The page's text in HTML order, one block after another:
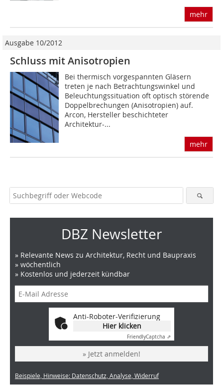
mehr
Ausgabe 10/2012
Schluss mit Anisotropien
Bei thermisch vorgespannten Gläsern
treten je nach Betrachtungswinkel und
Beleuchtungssituation oft optisch störende
Doppelbrechungen (Anisotropien) auf.
Arcon, Hersteller beschichteter
Architektur-...
mehr
DBZ Newsletter
» Relevante News zu Architektur, Recht und Baupraxis
» wöchentlich
» Kostenlos und jederzeit kündbar
Anti-Roboter-Verifizierung
Hier klicken
FriendlyCaptcha ⇗
» Jetzt anmelden!
Beispiele, Hinweise: Datenschutz, Analyse, Widerruf